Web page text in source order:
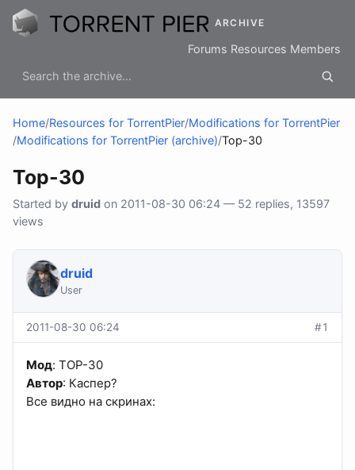
ARCHIVE
Forums Resources Members
Home/Resources for TorrentPier/Modifications for TorrentPier
/Modifications for TorrentPier (archive)/Top-30
Top-30
Started by druid on 2011-08-30 06:24 — 52 replies, 13597
views
druid
User
2011-08-30 06:24 #1
Мод: TOP-30
Автор: Каспер?
Все видно на скринах: